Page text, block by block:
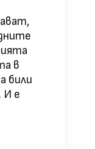
в
били
И е